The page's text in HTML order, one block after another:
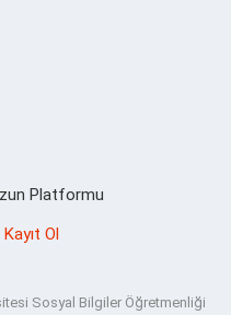
Platformu
Ol
Sosyal Bilgiler Öğretmenliği